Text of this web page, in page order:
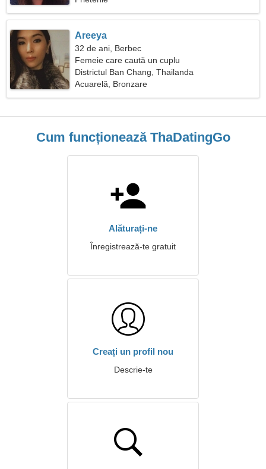
Areeya
32 de ani, Berbec
Femeie care caută un cuplu
Districtul Ban Chang, Thailanda
Acuarelă, Bronzare
Cum funcționează ThaDatingGo
Alăturați-ne
Înregistrează-te gratuit
Creați un profil nou
Descrie-te